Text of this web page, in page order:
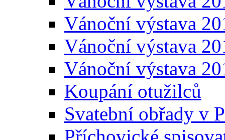
Vánoční výstava
Vánoční výstava
Vánoční výstava
Koupání otužilců
Svatební obřady v